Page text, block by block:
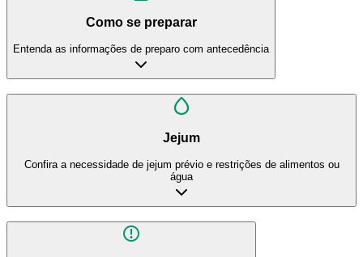
Como se preparar
Entenda as informações de preparo com antecedência
Jejum
Confira a necessidade de jejum prévio e restrições de alimentos ou
água